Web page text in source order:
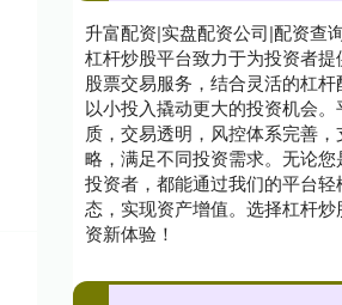
升富配资|实盘配资公司|配资查
杠杆炒股平台致力于为投资者
股票交易服务，结合灵活的杠
以小投入撬动更大的投资机会
质，交易透明，风控体系完善
略，满足不同投资需求。无论
投资者，都能通过我们的平台轻
态，实现资产增值。选择杠杆
资新体验！